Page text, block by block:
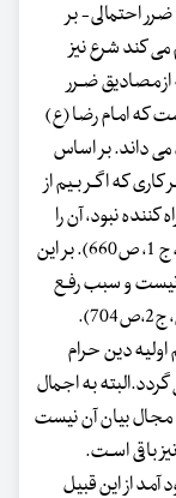
احتمالی- بر
کند شرع نیز
مصادیق ضـرر
که امام رضا (ع)
داند. بر اساس
که اگـر بـیم از
نبود، آن را
انجام نمی داد (هاشمی شاهرودی، فرهنگ فقه، ج 1، ص660). بر این
نیست و سبب رفـع
حـکم اولی شـرعی از او می گردد (حسینی، العناوین، ج2،ص704).
دین حرام
به اجمال
مجال بیان آن نیست
باقی اسـت.
از این قبیل